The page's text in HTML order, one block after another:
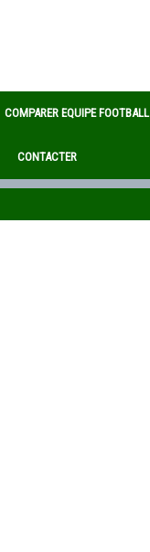
COMPARER EQUIPE FOOTBALL
CONTACTER